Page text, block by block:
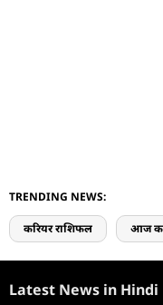
TRENDING NEWS:
करियर राशिफल आज
Latest News in Hindi